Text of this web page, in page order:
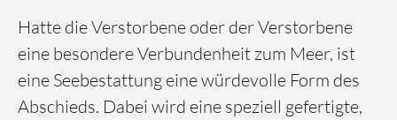
Hatte die Verstorbene oder der Verstorbene
eine besondere Verbundenheit zum Meer, ist
eine Seebestattung eine würdevolle Form des
Abschieds. Dabei wird eine speziell gefertigte,